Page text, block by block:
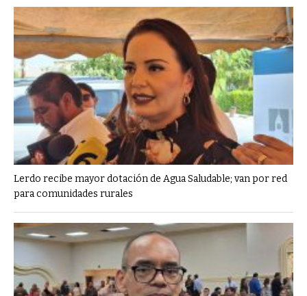
Lerdo recibe mayor dotación de Agua Saludable; van por red
para comunidades rurales